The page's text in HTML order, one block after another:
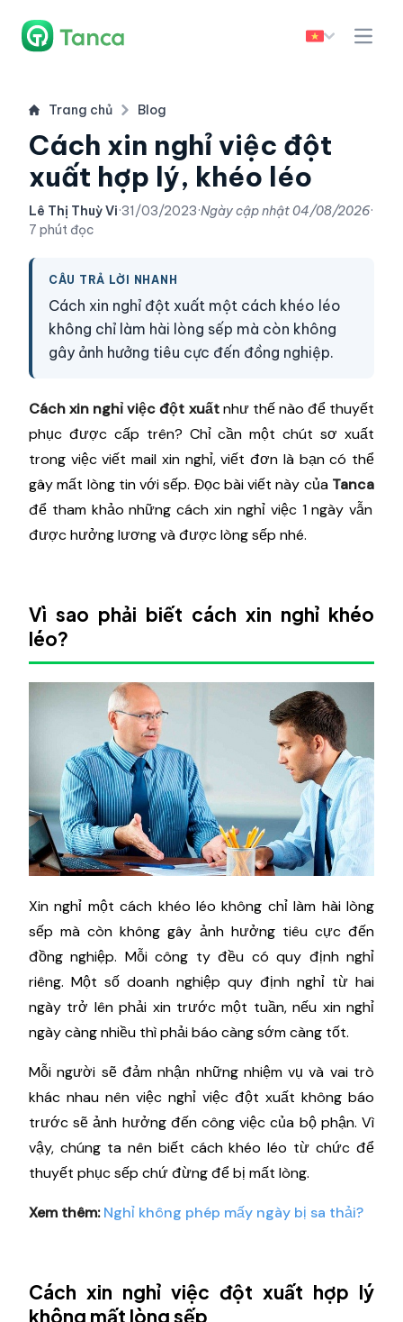
Trang chủ Blog
Cách xin nghỉ việc đột
xuất hợp lý, khéo léo
Lê Thị Thuỳ Vi·31/03/2023·Ngày cập nhật04/08/2026·
7 phút đọc
CÂU TRẢ LỜI NHANH
Cách xin nghỉ đột xuất một cách khéo léo
không chỉ làm hài lòng sếp mà còn không
gây ảnh hưởng tiêu cực đến đồng nghiệp.
Cách xin nghỉ việc đột xuấtnhư thế nào để thuyết
phục được cấp trên? Chỉ cần một chút sơ xuất
trong việc viết mail xin nghỉ, viết đơn là bạn có thể
gây mất lòng tin với sếp. Đọc bài viết này của Tanca
để tham khảo những cách xin nghỉ việc 1 ngày vẫn
được hưởng lương và được lòng sếp nhé.
Vì sao phải biết cách xin nghỉ khéo
léo?
Xin nghỉ một cách khéo léo không chỉ làm hài lòng
sếp mà còn không gây ảnh hưởng tiêu cực đến
đồng nghiệp. Mỗi công ty đều có quy định nghỉ
riêng. Một số doanh nghiệp quy định nghỉ từ hai
ngày trở lên phải xin trước một tuần, nếu xin nghỉ
ngày càng nhiều thì phải báo càng sớm càng tốt.
Mỗi người sẽ đảm nhận những nhiệm vụ và vai trò
khác nhau nên việc nghỉ việc đột xuất không báo
trước sẽ ảnh hưởng đến công việc của bộ phận. Vì
vậy, chúng ta nên biết cách khéo léo từ chức để
thuyết phục sếp chứ đừng để bị mất lòng.
Xem thêm: Nghỉ không phép mấy ngày bị sa thải?
Cách xin nghỉ việc đột xuất hợp lý
không mất lòng sếp